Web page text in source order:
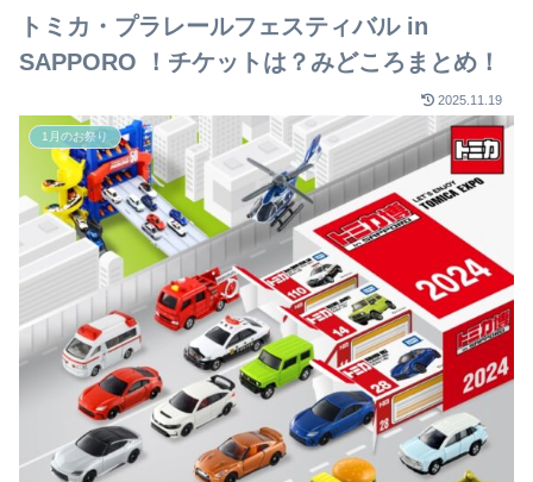
トミカ・プラレールフェスティバル in
SAPPORO ！チケットは？みどころまとめ！
2025.11.19
1月のお祭り